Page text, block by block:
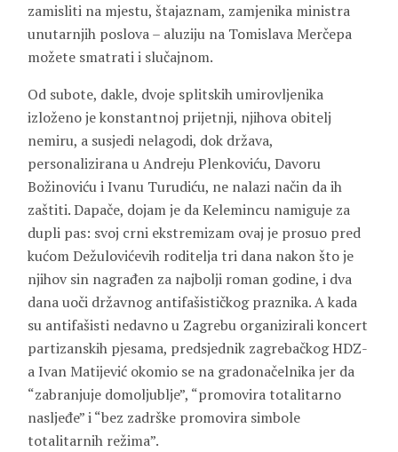
zamisliti na mjestu, štajaznam, zamjenika ministra
unutarnjih poslova – aluziju na Tomislava Merčepa
možete smatrati i slučajnom.
Od subote, dakle, dvoje splitskih umirovljenika
izloženo je konstantnoj prijetnji, njihova obitelj
nemiru, a susjedi nelagodi, dok država,
personalizirana u Andreju Plenkoviću, Davoru
Božinoviću i Ivanu Turudiću, ne nalazi način da ih
zaštiti. Dapače, dojam je da Kelemincu namiguje za
dupli pas: svoj crni ekstremizam ovaj je prosuo pred
kućom Dežulovićevih roditelja tri dana nakon što je
njihov sin nagrađen za najbolji roman godine, i dva
dana uoči državnog antifašističkog praznika. A kada
su antifašisti nedavno u Zagrebu organizirali koncert
partizanskih pjesama, predsjednik zagrebačkog HDZ-
a Ivan Matijević okomio se na gradonačelnika jer da
“zabranjuje domoljublje”, “promovira totalitarno
nasljeđe” i “bez zadrške promovira simbole
totalitarnih režima”.